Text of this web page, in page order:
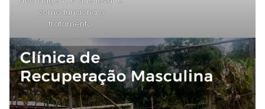
como funciona o
tratamento.